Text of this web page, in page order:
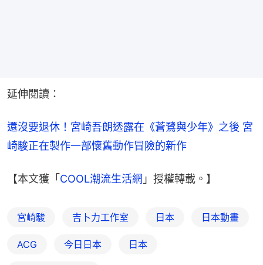
延伸閱讀：
還沒要退休！宮崎吾朗透露在《蒼鷺與少年》之後 宮
崎駿正在製作一部懷舊動作冒險的新作
【本文獲「 COOL潮流生活網 」授權轉載。】
宮崎駿 吉卜力工作室 日本 日本動畫
ACG 今日日本 日本